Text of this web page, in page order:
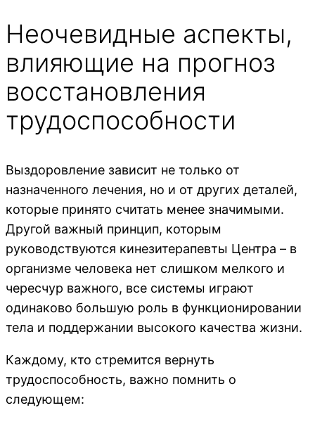
Неочевидные аспекты,
влияющие на прогноз
восстановления
трудоспособности
Выздоровление зависит не только от
назначенного лечения, но и от других деталей,
которые принято считать менее значимыми.
Другой важный принцип, которым
руководствуются кинезитерапевты Центра – в
организме человека нет слишком мелкого и
чересчур важного, все системы играют
одинаково большую роль в функционировании
тела и поддержании высокого качества жизни.
Каждому, кто стремится вернуть
трудоспособность, важно помнить о
следующем: